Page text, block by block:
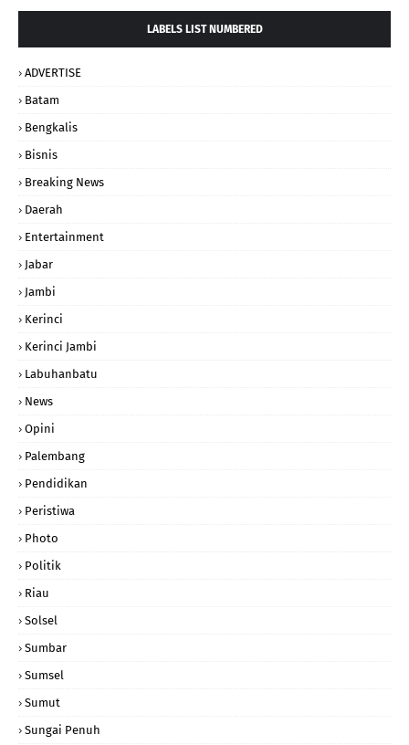
LABELS LIST NUMBERED
ADVERTISE
Batam
Bengkalis
Bisnis
Breaking News
Daerah
Entertainment
Jabar
Jambi
Kerinci
Kerinci Jambi
Labuhanbatu
News
Opini
Palembang
Pendidikan
Peristiwa
Photo
Politik
Riau
Solsel
Sumbar
Sumsel
Sumut
Sungai Penuh